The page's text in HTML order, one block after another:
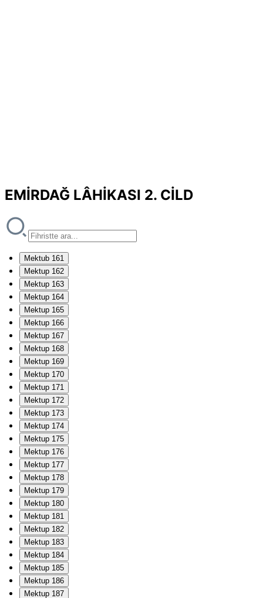
EMİRDAĞ LÂHİKASI 2. CİLD
Mektub 161
Mektup 162
Mektup 163
Mektup 164
Mektup 165
Mektup 166
Mektup 167
Mektup 168
Mektup 169
Mektup 170
Mektup 171
Mektup 172
Mektup 173
Mektup 174
Mektup 175
Mektup 176
Mektup 177
Mektup 178
Mektup 179
Mektup 180
Mektup 181
Mektup 182
Mektup 183
Mektup 184
Mektup 185
Mektup 186
Mektup 187